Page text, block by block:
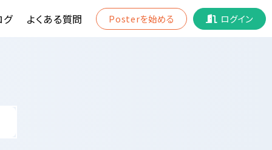
グ よくある質問 Posterを始める ログイン